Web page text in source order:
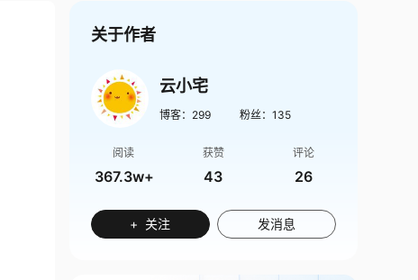
关于作者
云小宅
博客： 299 粉丝： 135
阅读
367.3w+
获赞
43
评论
26
+ 关注 发消息